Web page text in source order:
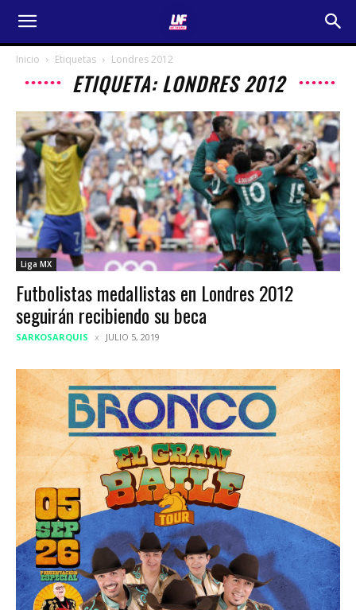
Inicio Etiquetas Londres 2012
ETIQUETA: LONDRES 2012
Liga MX
Futbolistas medallistas en Londres 2012
seguirán recibiendo su beca
SARKOSARQUIS JULIO 5, 2019